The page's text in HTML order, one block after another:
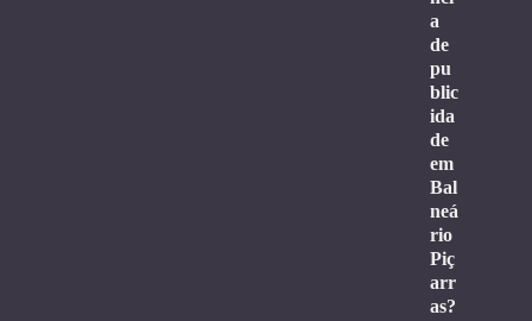
a
de
pu
blic
ida
de
em
Bal
neá
rio
Piç
arr
as?